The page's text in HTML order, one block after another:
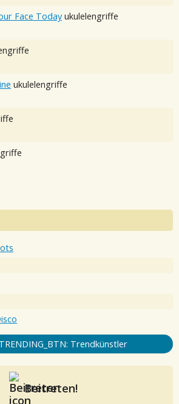
Face Today ukulelengriffe
ukulelengriffe
Trendkünstler
Beitreten!